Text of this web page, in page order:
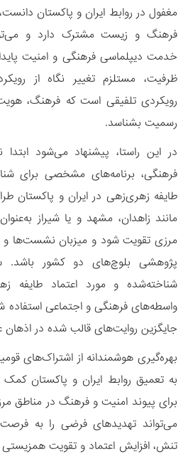
مغفول در روابط ایران و پاکستان
فرهنگ و زیست مشترک دارد و
خدمت دیپلماسی فرهنگی و امنیت
ظرفیت، مستلزم تغییر نگاه از
رویکردی تلفیقی است که فرهنگ،
رسمیت بشناسد.
در این راستا، پیشنهاد می‌شود
فرهنگی، برنامه‌های مشخصی برای
طایفه زهری‌زهی در ایران و پاکستان
مانند زاهدان، مشهد و یا شیراز
مرزی تقویت شود و میزبان نشست‌ها
پژوهشی بلوچ‌های دو کشور باشد.
شناخته‌شده و مورد اعتماد طایفه
واسطه‌های فرهنگی و اجتماعی استفاده
جایگزین روایت‌های قالب شده در
بهره‌گیری هوشمندانه از اشتراک‌های
به تعمیق روابط ایران و پاکستان
برای پیوند امنیت و فرهنگ در مناطق
می‌تواند تهدیدهای فرضی را به
تنش، افزایش اعتماد و تقویت همزیستی